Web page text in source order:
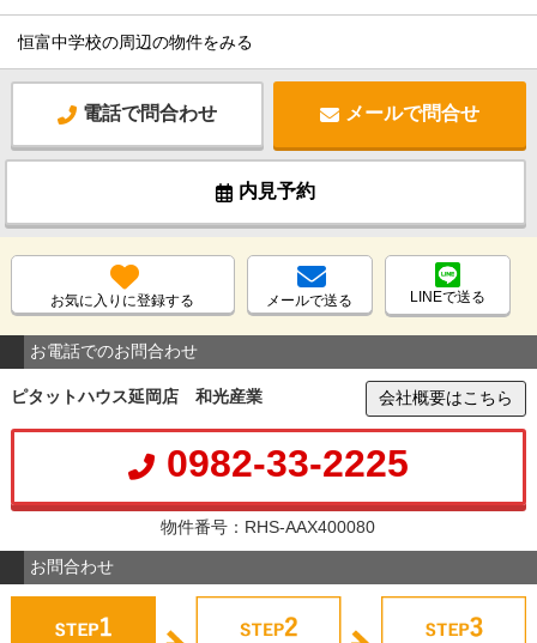
恒富中学校の周辺の物件をみる
電話で問合わせ メールで問合せ
内見予約
お気に入りに登録する メールで送る LINEで送る
お電話でのお問合わせ
ピタットハウス延岡店 和光産業 会社概要はこちら
0982-33-2225
物件番号：RHS-AAX400080
お問合わせ